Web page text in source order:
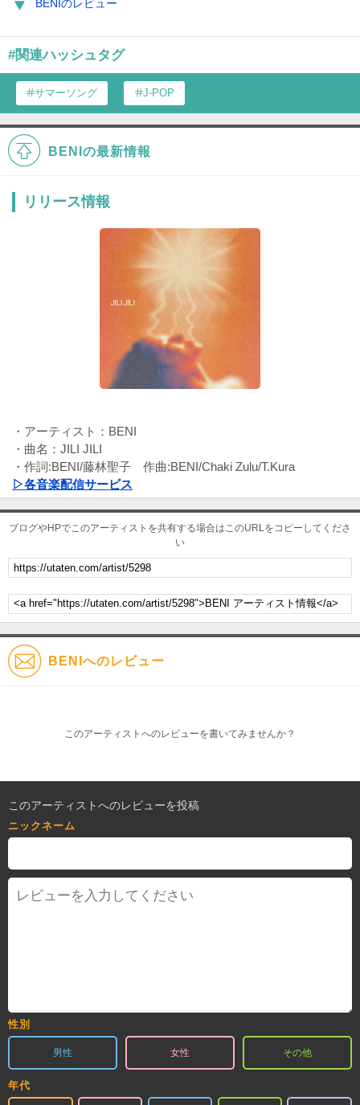
BENIのレビュー
#関連ハッシュタグ
サマーソング J-POP
BENIの最新情報
リリース情報
・アーティスト：BENI
・曲名：JILI JILI
・作詞:BENI/藤林聖子 作曲:BENI/Chaki Zulu/T.Kura
▷各音楽配信サービス
ブログやHPでこのアーティストを共有する場合はこのURLをコピーしてくださ
い
BENIへのレビュー
このアーティストへのレビューを書いてみませんか？
このアーティストへのレビューを投稿
ニックネーム
性別
男性 女性 その他
年代